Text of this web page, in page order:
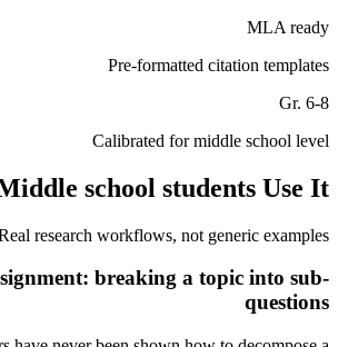
MLA ready
Pre-formatted citation templates
Gr. 6-8
Calibrated for middle school level
school students Use It
research workflows, not generic examples.
breaking a topic into sub-
questions